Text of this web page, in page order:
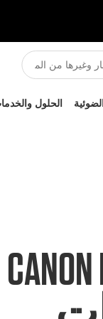
الحلول